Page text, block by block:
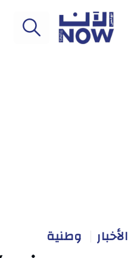
الأخبار وطنية